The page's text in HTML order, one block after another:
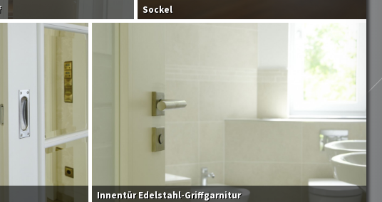
Sockel
Innentür Edelstahl-Griffgarnitur